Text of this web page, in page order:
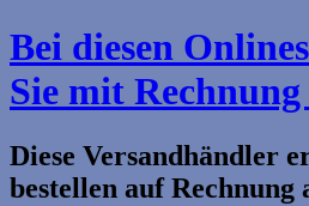
Bei diesen
Sie mit Rechnung
Diese Versandhändler
bestellen auf Rechnung